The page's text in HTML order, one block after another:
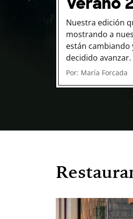
Nuestra edición
mostrando a
están cambiando
decidido avanzar.
Por: María Forcada